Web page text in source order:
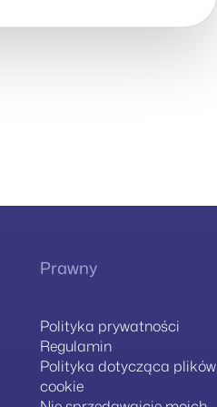
Prawny
Polityka prywatności
Regulamin
Polityka dotycząca plików
cookie